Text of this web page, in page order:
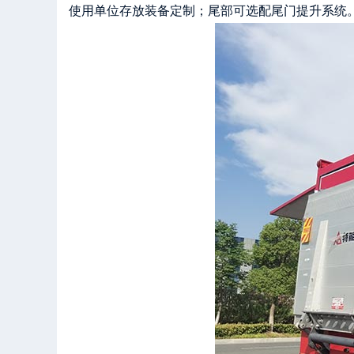
使用单位存放装备定制；尾部可选配尾门提升系统